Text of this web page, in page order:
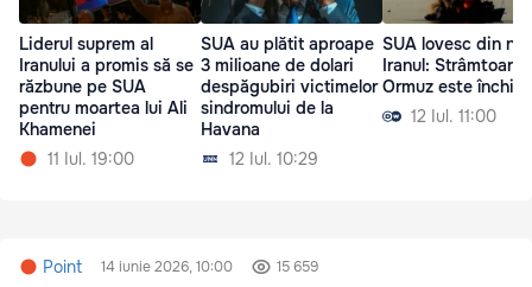
Liderul suprem al
Iranului a promis să se
răzbune pe SUA
pentru moartea lui Ali
Khamenei
11 Iul. 19:00
SUA au plătit aproape
3 milioane de dolari
despăgubiri victimelor
sindromului de la
Havana
12 Iul. 10:29
SUA lovesc din
Iranul: Strâmtoarea
Ormuz este închisă
12 Iul. 11:00
Point 14 iunie 2026, 10:00 15 659